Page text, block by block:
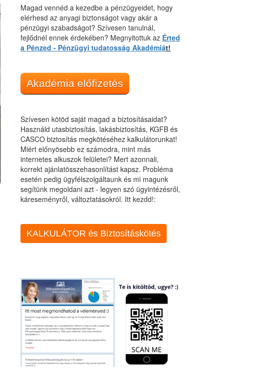
Magad vennéd a kezedbe a pénzügyeidet, hogy
elérhesd az anyagi biztonságot vagy akár a
pénzügyi szabadságot? Szívesen tanulnál,
fejlődnél ennek érdekében? Megnyitottuk az Érted
a Pénzed - Pénzügyi tudatosság Akadémiát!
Akadémia előfizetés
Szívesen kötöd saját magad a biztosításaidat?
Használd utasbiztosítás, lakásbiztosítás, KGFB és
CASCO biztosítás megkötéséhez kalkulátorunkat!
Miért előnyösebb ez számodra, mint más
internetes alkuszok felületei? Mert azonnali,
korrekt ajánlatösszehasonlítást kapsz. Probléma
esetén pedig ügyfélszolgáltaunk és mi magunk
segítünk megoldani azt - legyen szó ügyintézésről,
káreseményről, változtatásokról. Itt kezdd!:
KALKULÁTOR és Biztosításkötés